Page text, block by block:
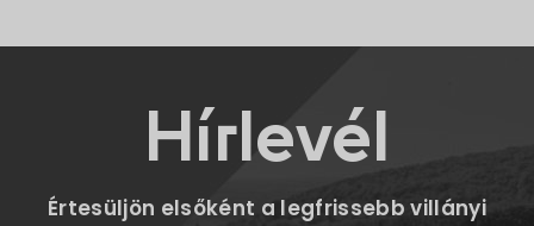
2024. évi általános
Hírlevél
Értesüljön elsőként a legfrissebb villányi